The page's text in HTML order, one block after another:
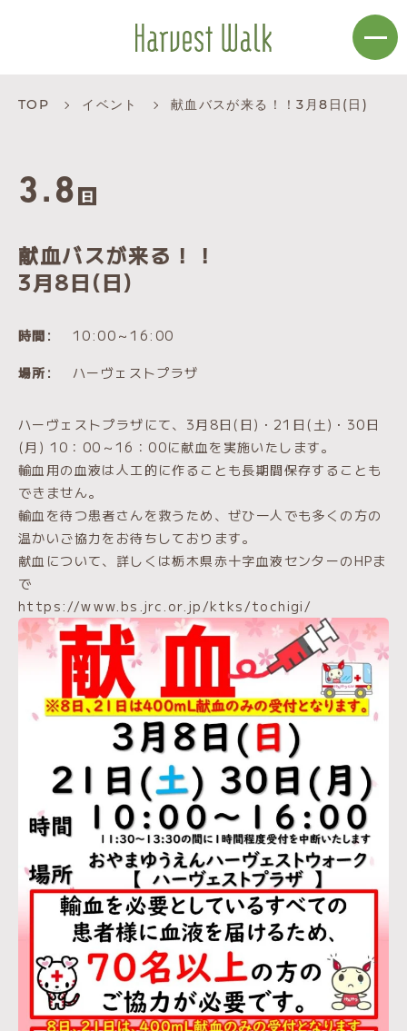
TOP イベント 献血バスが来る！！3月8日(日)
3.8 日
献血バスが来る！！
3月8日(日)
時間: 10:00～16:00
場所: ハーヴェストプラザ
ハーヴェストプラザにて、3月8日(日)・21日(土)・30日
(月) 10：00～16：00に献血を実施いたします。
輸血用の血液は人工的に作ることも長期間保存することも
できません。
輸血を待つ患者さんを救うため、ぜひ一人でも多くの方の
温かいご協力をお待ちしております。
献血について、詳しくは栃木県赤十字血液センターのHPま
で
https://www.bs.jrc.or.jp/ktks/tochigi/